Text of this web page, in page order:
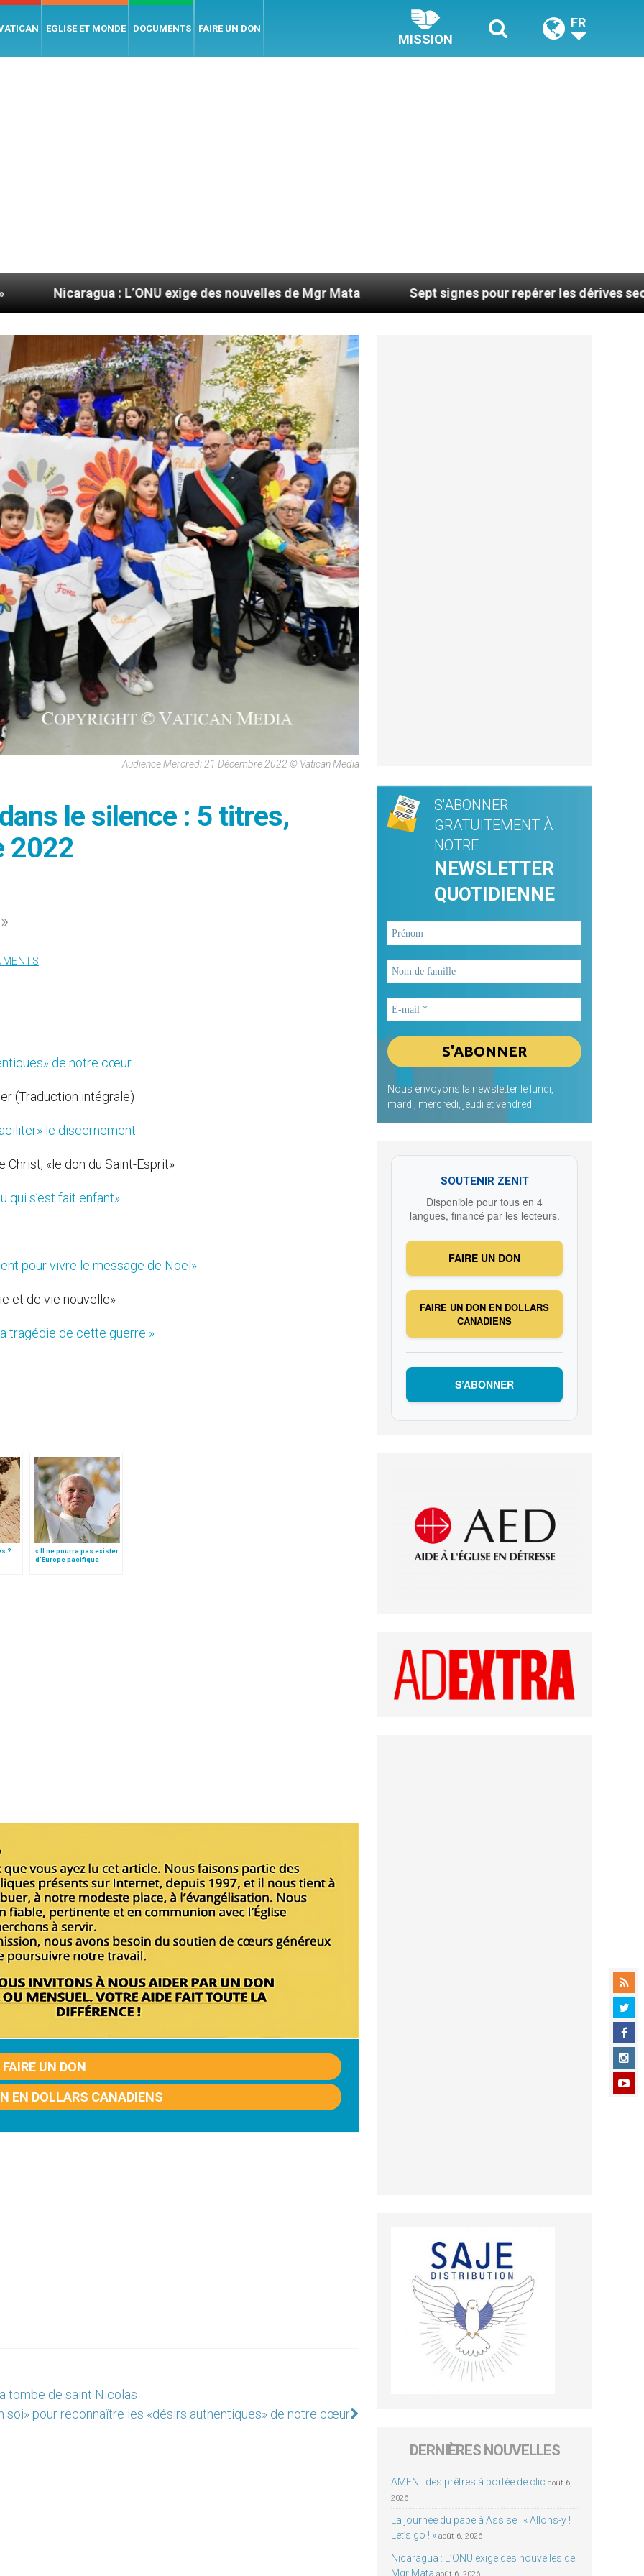
EGLISE ET MONDE DOCUMENTS FAIRE UN DON
MISSION
FR
: L’ONU exige des nouvelles de Mgr Mata Sept signes pour repérer les dérives sectaires du
Audience Mercredi 21 Décembre 2022 © Vatican Media
le silence : 5 titres,
2022
de notre cœur
(Traduction intégrale)
le discernement
«le don du Saint-Esprit»
qui s’est fait enfant»
pour vivre le message de Noël»
et de vie nouvelle»
tragédie de cette guerre »
?
« Il ne pourra pas exister
d’Europe pacifique
FAIRE UN DON
EN DOLLARS CANADIENS
tombe de saint Nicolas
soi» pour reconnaître les «désirs authentiques» de notre cœur
S'ABONNER
GRATUITEMENT À
NOTRE
NEWSLETTER
QUOTIDIENNE
Nous envoyons la newsletter le lundi,
mardi, mercredi, jeudi et vendredi
SOUTENIR ZENIT
Disponible pour tous en 4
langues, financé par les lecteurs.
FAIRE UN DON
FAIRE UN DON EN DOLLARS
CANADIENS
S’ABONNER
DERNIÈRES NOUVELLES
AMEN : des prêtres à portée de clic août 6,
2026
La journée du pape à Assise : « Allons-y !
Let’s go ! » août 6, 2026
Nicaragua : L’ONU exige des nouvelles de
Mgr Mata